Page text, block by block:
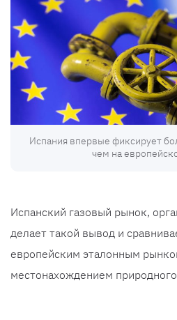
Испания впервые фиксирует
чем на
Испанский газовый рынок,
делает такой вывод и
европейским эталонным
местонахождением